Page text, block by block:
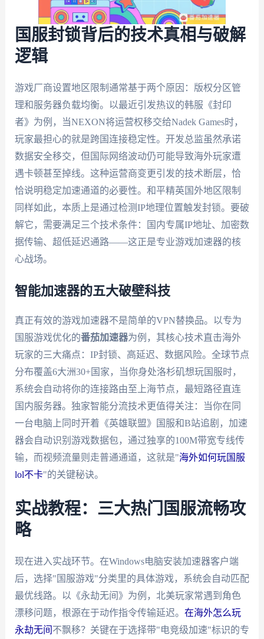
国服封锁背后的技术真相与破解
逻辑
游戏厂商设置地区限制通常基于两个原因：版权分区管
理和服务器负载均衡。以最近引发热议的韩服《封印
者》为例，当NEXON将运营权移交给Nadek Games时，
玩家最担心的就是跨国连接稳定性。开发总监虽然承诺
数据安全移交，但国际网络波动仍可能导致海外玩家遭
遇卡顿甚至掉线。这种运营商变更引发的技术断层，恰
恰说明稳定加速通道的必要性。和平精英国外地区限制
同样如此，本质上是通过检测IP地理位置触发封锁。要破
解它，需要满足三个技术条件：国内专属IP地址、加密数
据传输、超低延迟通路——这正是专业游戏加速器的核
心战场。
智能加速器的五大破壁科技
真正有效的游戏加速器不是简单的VPN替换品。以专为
国服游戏优化的番茄加速器为例，其核心技术直击海外
玩家的三大痛点：IP封锁、高延迟、数据风险。全球节点
分布覆盖6大洲30+国家，当你身处洛杉矶想玩国服时，
系统会自动将你的连接路由至上海节点，最短路径直连
国内服务器。独家智能分流技术更值得关注：当你在同
一台电脑上同时开着《英雄联盟》国服和B站追剧，加速
器会自动识别游戏数据包，通过独享的100M带宽专线传
输，而视频流量则走普通通道，这就是"海外如何玩国服
lol不卡"的关键秘诀。
实战教程：三大热门国服流畅攻
略
现在进入实战环节。在Windows电脑安装加速器客户端
后，选择"国服游戏"分类里的具体游戏，系统会自动匹配
最优线路。以《永劫无间》为例，北美玩家常遇到角色
漂移问题，根源在于动作指令传输延迟。 在海外怎么玩
永劫无间 不飘移？关键在于选择带"电竞级加速"标识的专